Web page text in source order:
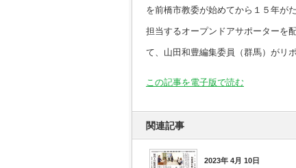
を前橋市教委が始めてから１５年が
担当するオープンドアサポーターを
て、山田和豊編集委員（群馬）がリポ
この記事を電子版で読む
関連記事
2023年 4月 10日